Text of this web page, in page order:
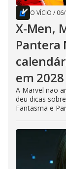
O VÍCIO /
X-Men,
Pantera
em 2028
A Marvel não
deu dicas
Fantasma e